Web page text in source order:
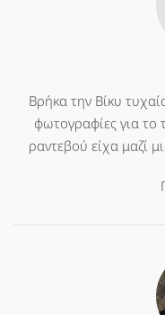
Βρήκα την Βίκυ
φωτογραφίες για το
ραντεβού είχα μαζί